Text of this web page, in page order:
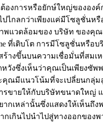
องการหรือยักษ์ใหญ่ของอ
กลกว่าเพียงแค่มีโซลูชั่นห
แวดล้อมของ บริษัท ของคุ
ที่เติบโต การมีโซลูชั่นหรื
างขึ้นบนความเชื่อมั่นที่ส
ซึ่งเห็นว่าคุณเป็นเพียงซัพ
นวโน้มที่จะเปลี่ยนกลุ่มลู
รขายให้กับบริษัทขนาดให
เหล่านั้นซึ่งแสดงให้เห็น
กินไปนำไปสู่ทางออกขอ